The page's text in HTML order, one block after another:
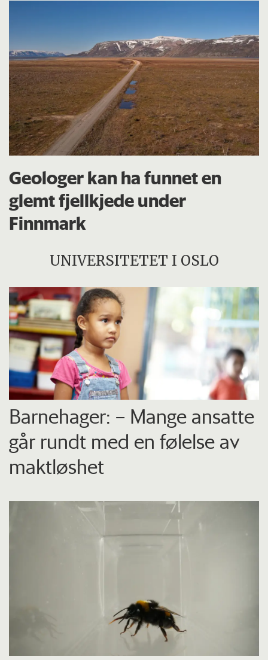
Geologer kan ha funnet en
glemt fjellkjede under
Finnmark
UNIVERSITETET I OSLO
Barnehager: – Mange ansatte
går rundt med en følelse av
maktløshet